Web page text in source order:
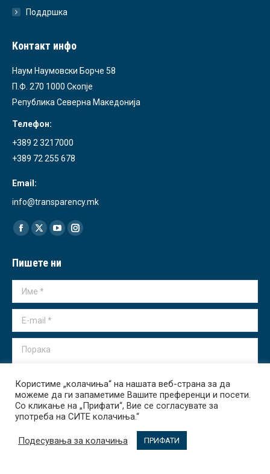
Поддршка
Контакт инфо
Наум Наумовски Борче 58
П.Ф. 270 1000 Скопје
Република Северна Македонија
Телефон:
+389 2 3217000
+389 72 255 678
Email:
info@transparency.mk
Find us on:
Facebook
opens
in
new
X
opens
in
YouTube
opens
in
Instagram
in
Пишете ни
Име *
E-mail *
Порака
Испрати
Користиме „колачиња“ на нашата веб-страна за да
можеме да ги запаметиме Вашите преференци и посети.
Со кликање на „Прифати“, Вие се согласувате за
употреба на СИТЕ колачиња.“
Подесувања за колачиња ПРИФАТИ